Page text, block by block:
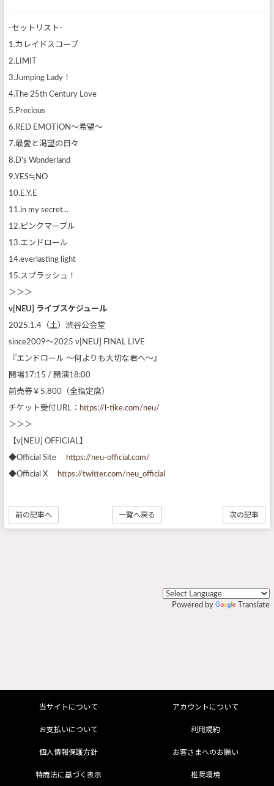
‐セットリスト‐
1.カレイドスコープ
2.LIMIT
3.Jumping Lady！
4.The 25th Century Love
5.Precious
6.RED EMOTION～希望～
7.最愛と渇望の日々
8.D's Wonderland
9.YES≒NO
10.E.Y.E
11.in my secret...
12.ピンクマーブル
13.エンドロール
14.everlasting light
15.スプラッシュ！
＞＞＞
ν[NEU] ライブスケジュール
2025.1.4（土）渋谷公会堂
since2009〜2025 ν[NEU] FINAL LIVE
『エンドロール 〜何よりも大切な君へ〜』
開場17:15 / 開演18:00
前売券￥5,800（全指定席）
チケット受付URL： https://l-tike.com/neu/
＞＞＞
【ν[NEU] OFFICIAL】
◆Official Site https://neu-official.com/
◆Official X https://twitter.com/neu_official
次の記事
一覧へ戻る
前の記事へ
Powered by Translate
当サイトについて アカウントについて
お支払いについて 利用規約
個人情報保護方針 お客さまへのお願い
特商法に基づく表示 推奨環境